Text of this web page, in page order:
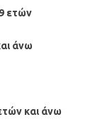
ετών
άνω
και άνω